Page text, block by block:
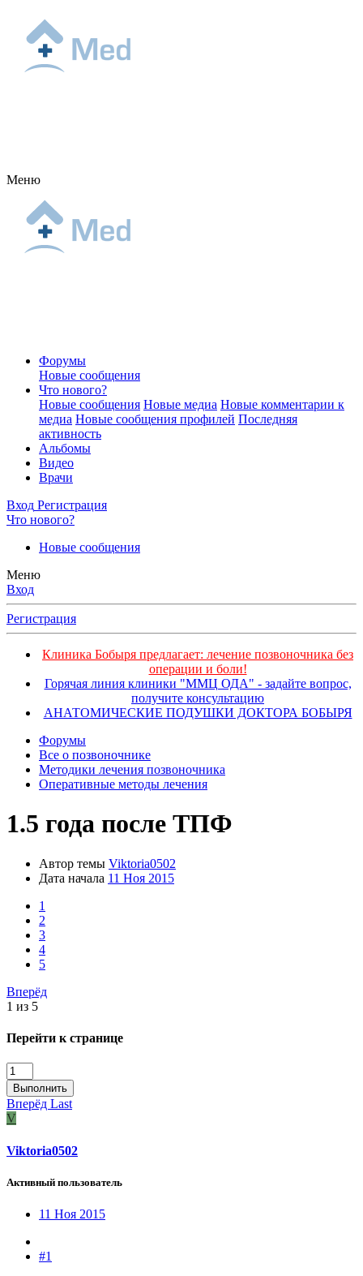
Меню
Форумы
Новые сообщения
Что нового?
Новые сообщения Новые медиа Новые комментарии к
медиа Новые сообщения профилей Последняя
активность
Альбомы
Видео
Врачи
Вход Регистрация
Что нового?
Новые сообщения
Меню
Вход
Регистрация
Клиника Бобыря предлагает: лечение позвоночника без
операции и боли!
Горячая линия клиники "ММЦ ОДА" - задайте вопрос,
получите консультацию
АНАТОМИЧЕСКИЕ ПОДУШКИ ДОКТОРА БОБЫРЯ
Форумы
Все о позвоночнике
Методики лечения позвоночника
Оперативные методы лечения
1.5 года после ТПФ
Автор темы Viktoria0502
Дата начала 11 Ноя 2015
1
2
3
4
5
Вперёд
1 из 5
Перейти к странице
Выполнить
Вперёд Last
V
Viktoria0502
Активный пользователь
11 Ноя 2015
#1